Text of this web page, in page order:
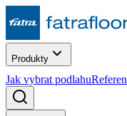
Produkty
Jak vybrat podlahu